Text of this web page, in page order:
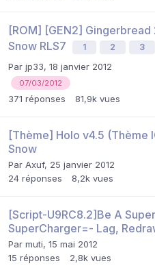
[ROM] [GEN2] Gingerbread
Snow RLS7
1 2 3
Par jp33, 18 janvier 2012
07/03/2012
371 réponses 81,9k vues
[Thème] Holo v4.5 (Thème
Snow
Par Axuf, 25 janvier 2012
24 réponses 8,2k vues
[Script-U9RC8.2]Be A
SuperCharger=- Lag,
Par muti, 15 mai 2012
15 réponses 2,8k vues